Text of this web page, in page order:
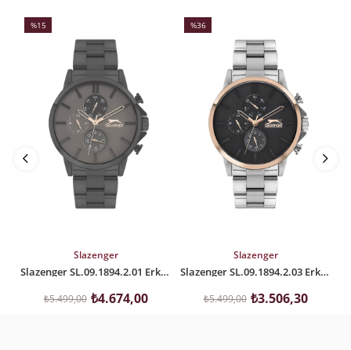
SEPETE EKLE
%15
Slazenger
Slazenger SL.09.1894.2.01 Erkek Kol Saati
₺4.674,00
₺5.499,00
SEPETE EKLE
%36
Slazenger
Slazenger SL.09.1894.2.03 Erkek Kol Saati
₺3.506,30
₺5.499,00